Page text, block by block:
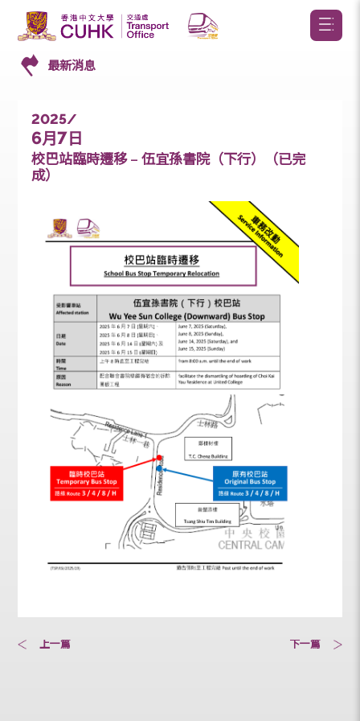
最新消息
2025/
6月7日
校巴站臨時遷移 – 伍宜孫書院（下行）（已完